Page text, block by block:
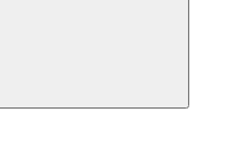
Buscar